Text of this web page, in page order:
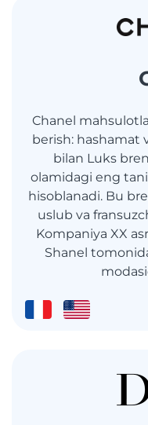
Chanel
berish: hashamat
bilan Luks
olamidagi eng
hisoblanadi. Bu
uslub va
Kompaniya XX
Shanel